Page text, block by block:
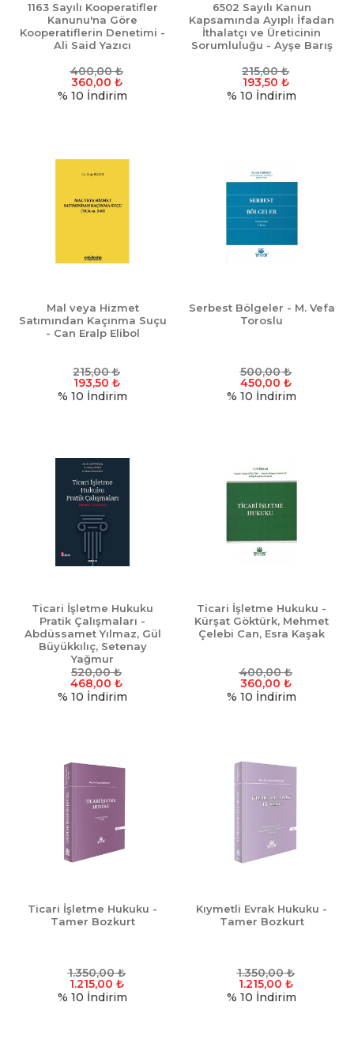
1163 Sayılı Kooperatifler
Kanunu'na Göre
Kooperatiflerin Denetimi -
Ali Said Yazıcı
400,00₺
360,00 ₺
% 10 İndirim
6502 Sayılı Kanun
Kapsamında Ayıplı İfadan
İthalatçı ve Üreticinin
Sorumluluğu - Ayşe Barış
215,00₺
193,50 ₺
% 10 İndirim
Mal veya Hizmet
Satımından Kaçınma Suçu
- Can Eralp Elibol
215,00₺
193,50 ₺
% 10 İndirim
Serbest Bölgeler - M. Vefa
Toroslu
500,00₺
450,00 ₺
% 10 İndirim
Ticari İşletme Hukuku
Pratik Çalışmaları -
Abdüssamet Yılmaz, Gül
Büyükkılıç, Setenay
Yağmur
520,00₺
468,00 ₺
% 10 İndirim
Ticari İşletme Hukuku -
Kürşat Göktürk, Mehmet
Çelebi Can, Esra Kaşak
400,00₺
360,00 ₺
% 10 İndirim
Ticari İşletme Hukuku -
Tamer Bozkurt
1.350,00₺
1.215,00 ₺
% 10 İndirim
Kıymetli Evrak Hukuku -
Tamer Bozkurt
1.350,00₺
1.215,00 ₺
% 10 İndirim